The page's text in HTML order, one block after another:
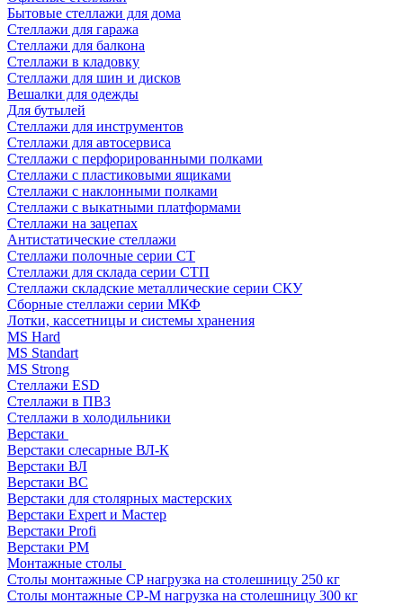
Бытовые стеллажи для дома
Стеллажи для гаража
Стеллажи для балкона
Стеллажи в кладовку
Стеллажи для шин и дисков
Вешалки для одежды
Для бутылей
Стеллажи для инструментов
Стеллажи для автосервиса
Стеллажи с перфорированными полками
Стеллажи с пластиковыми ящиками
Стеллажи с наклонными полками
Стеллажи с выкатными платформами
Стеллажи на зацепах
Антистатические стеллажи
Стеллажи полочные серии СТ
Стеллажи для склада серии СТП
Стеллажи складские металлические серии СКУ
Сборные стеллажи серии МКФ
Лотки, кассетницы и системы хранения
MS Hard
MS Standart
MS Strong
Стеллажи ESD
Стеллажи в ПВЗ
Стеллажи в холодильники
Верстаки
Верстаки слесарные ВЛ-К
Верстаки ВЛ
Верстаки ВС
Верстаки для столярных мастерских
Верстаки Expert и Мастер
Верстаки Profi
Верстаки РМ
Монтажные столы
Столы монтажные СP нагрузка на столешницу 250 кг
Столы монтажные СР-М нагрузка на столешницу 300 кг